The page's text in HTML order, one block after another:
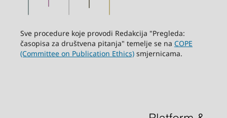
Sve procedure koje provodi Redakcija "Pregleda:
časopisa za društvena pitanja" temelje se na COPE
(Committee on Publication Ethics)smjernicama.